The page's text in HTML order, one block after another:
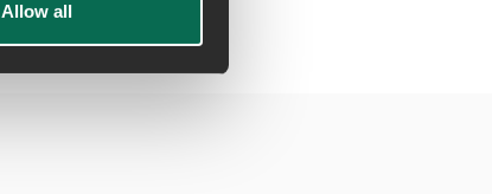
Allow all